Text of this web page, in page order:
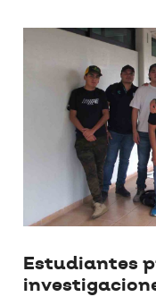
Estudiantes